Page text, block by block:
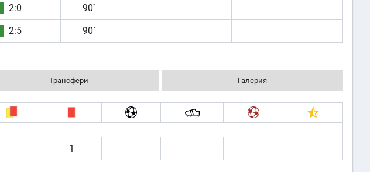
2:0 90`
2:5 90`
Трансфери Галерия
1